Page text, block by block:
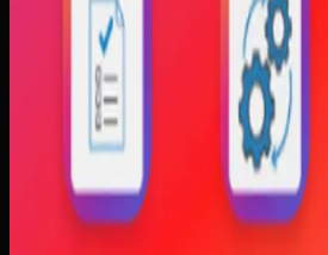
Baca studi kasus lengkap